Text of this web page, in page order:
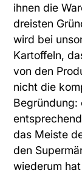
ihnen die
dreisten
wird bei
Kartoffeln,
von den
nicht die
Begründung:
das Meiste
den
wiederum